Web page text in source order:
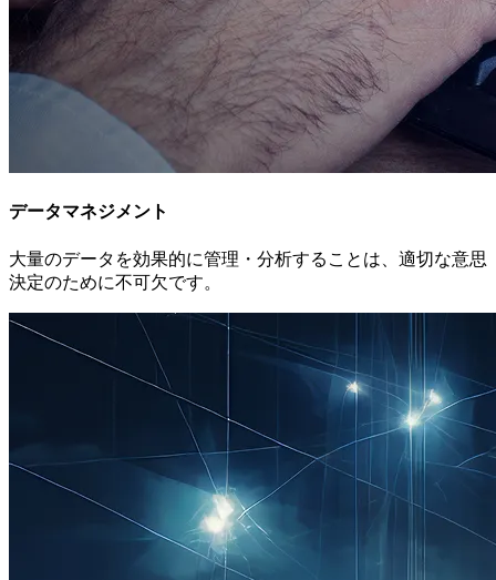
データマネジメント
大量のデータを効果的に管理・分析することは、適切な意思
決定のために不可欠です。